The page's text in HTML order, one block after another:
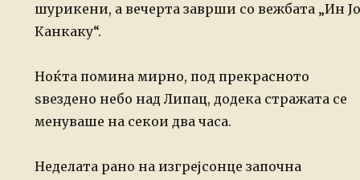
шурикени, а вечерта заврши со вежбата „Ин Јо
Канкаку“.
Ноќта помина мирно, под прекрасното
ѕвездено небо над Липац, додека стражата се
менуваше на секои два часа.
Неделата рано на изгрејсонце започна